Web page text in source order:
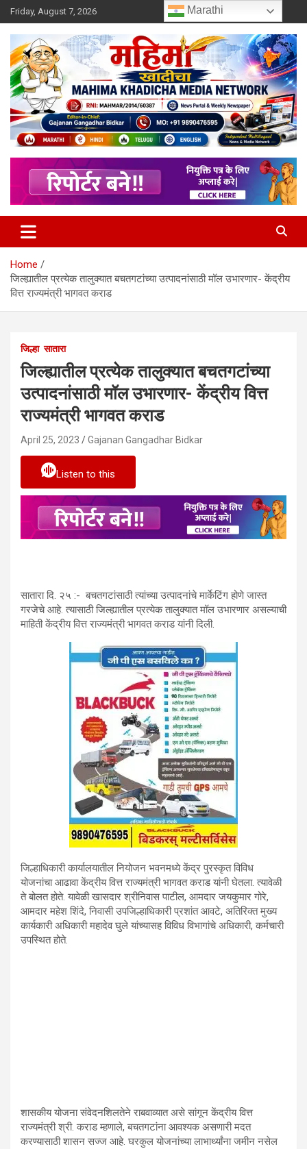
Skip
to
content
Friday, August 7, 2026
Mahimakhadicha
Home
जिल्ह्यातील प्रत्येक तालुक्यात बचतगटांच्या उत्पादनांसाठी मॉल उभारणार- केंद्रीय
वित्त राज्यमंत्री भागवत कराड
जिल्हा सातारा
जिल्ह्यातील प्रत्येक तालुक्यात बचतगटांच्या
उत्पादनांसाठी मॉल उभारणार- केंद्रीय वित्त
राज्यमंत्री भागवत कराड
April 25, 2023 Gajanan Gangadhar Bidkar
Listen to this
सातारा दि. २५ :- बचतगटांसाठी त्यांच्या उत्पादनांचे मार्केटिंग होणे जास्त
गरजेचे आहे. त्यासाठी जिल्ह्यातील प्रत्येक तालुक्यात मॉल उभारणार असल्याची
माहिती केंद्रीय वित्त राज्यमंत्री भागवत कराड यांनी दिली.
जिल्हाधिकारी कार्यालयातील नियोजन भवनमध्ये केंद्र पुरस्कृत विविध
योजनांचा आढावा केंद्रीय वित्त राज्यमंत्री भागवत कराड यांनी घेतला. त्यावेळी
ते बोलत होते. यावेळी खासदार श्रीनिवास पाटील, आमदार जयकुमार गोरे,
आमदार महेश शिंदे, निवासी उपजिल्हाधिकारी प्रशांत आवटे, अतिरिक्त मुख्य
कार्यकारी अधिकारी महादेव घुले यांच्यासह विविध विभागांचे अधिकारी, कर्मचारी
उपस्थित होते.
शासकीय योजना संवेदनशिलतेने राबवाव्यात असे सांगून केंद्रीय वित्त
राज्यमंत्री श्री. कराड म्हणाले, बचतगटांना आवश्यक असणारी मदत
करण्यासाठी शासन सज्ज आहे. घरकुल योजनांच्या लाभार्थ्यांना जमीन नसेल
Marathi